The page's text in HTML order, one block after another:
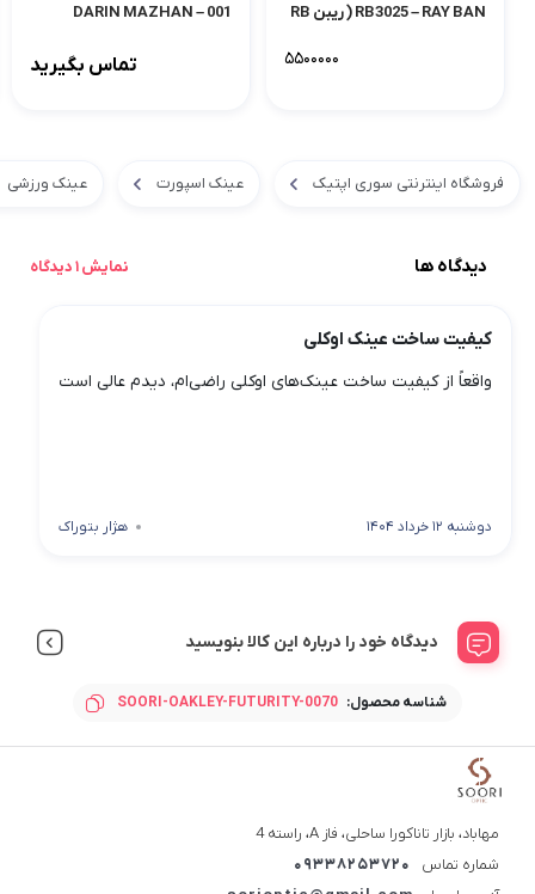
RB3025 – RAY BAN ( ریبن RB
۵۵۰۰۰۰۰
001 – DARIN MAZHAN
تماس بگیرید
فروشگاه اینترنتی سوری اپتیک عینک اسپورت عینک ورزشی
دیدگاه ها نمایش 1 دیدگاه
کیفیت ساخت عینک اوکلی
واقعاً از کیفیت ساخت عینک‌های اوکلی راضی‌ام، دیدم عالی است
دوشنبه 12 خرداد 1404 هژار بتوراک
دیدگاه خود را درباره این کالا بنویسید
شناسه محصول: SOORI-OAKLEY-FUTURITY-0070
مهاباد، بازار تاناکورا ساحلی، فاز A، راسته 4
شماره تماس
09338253720